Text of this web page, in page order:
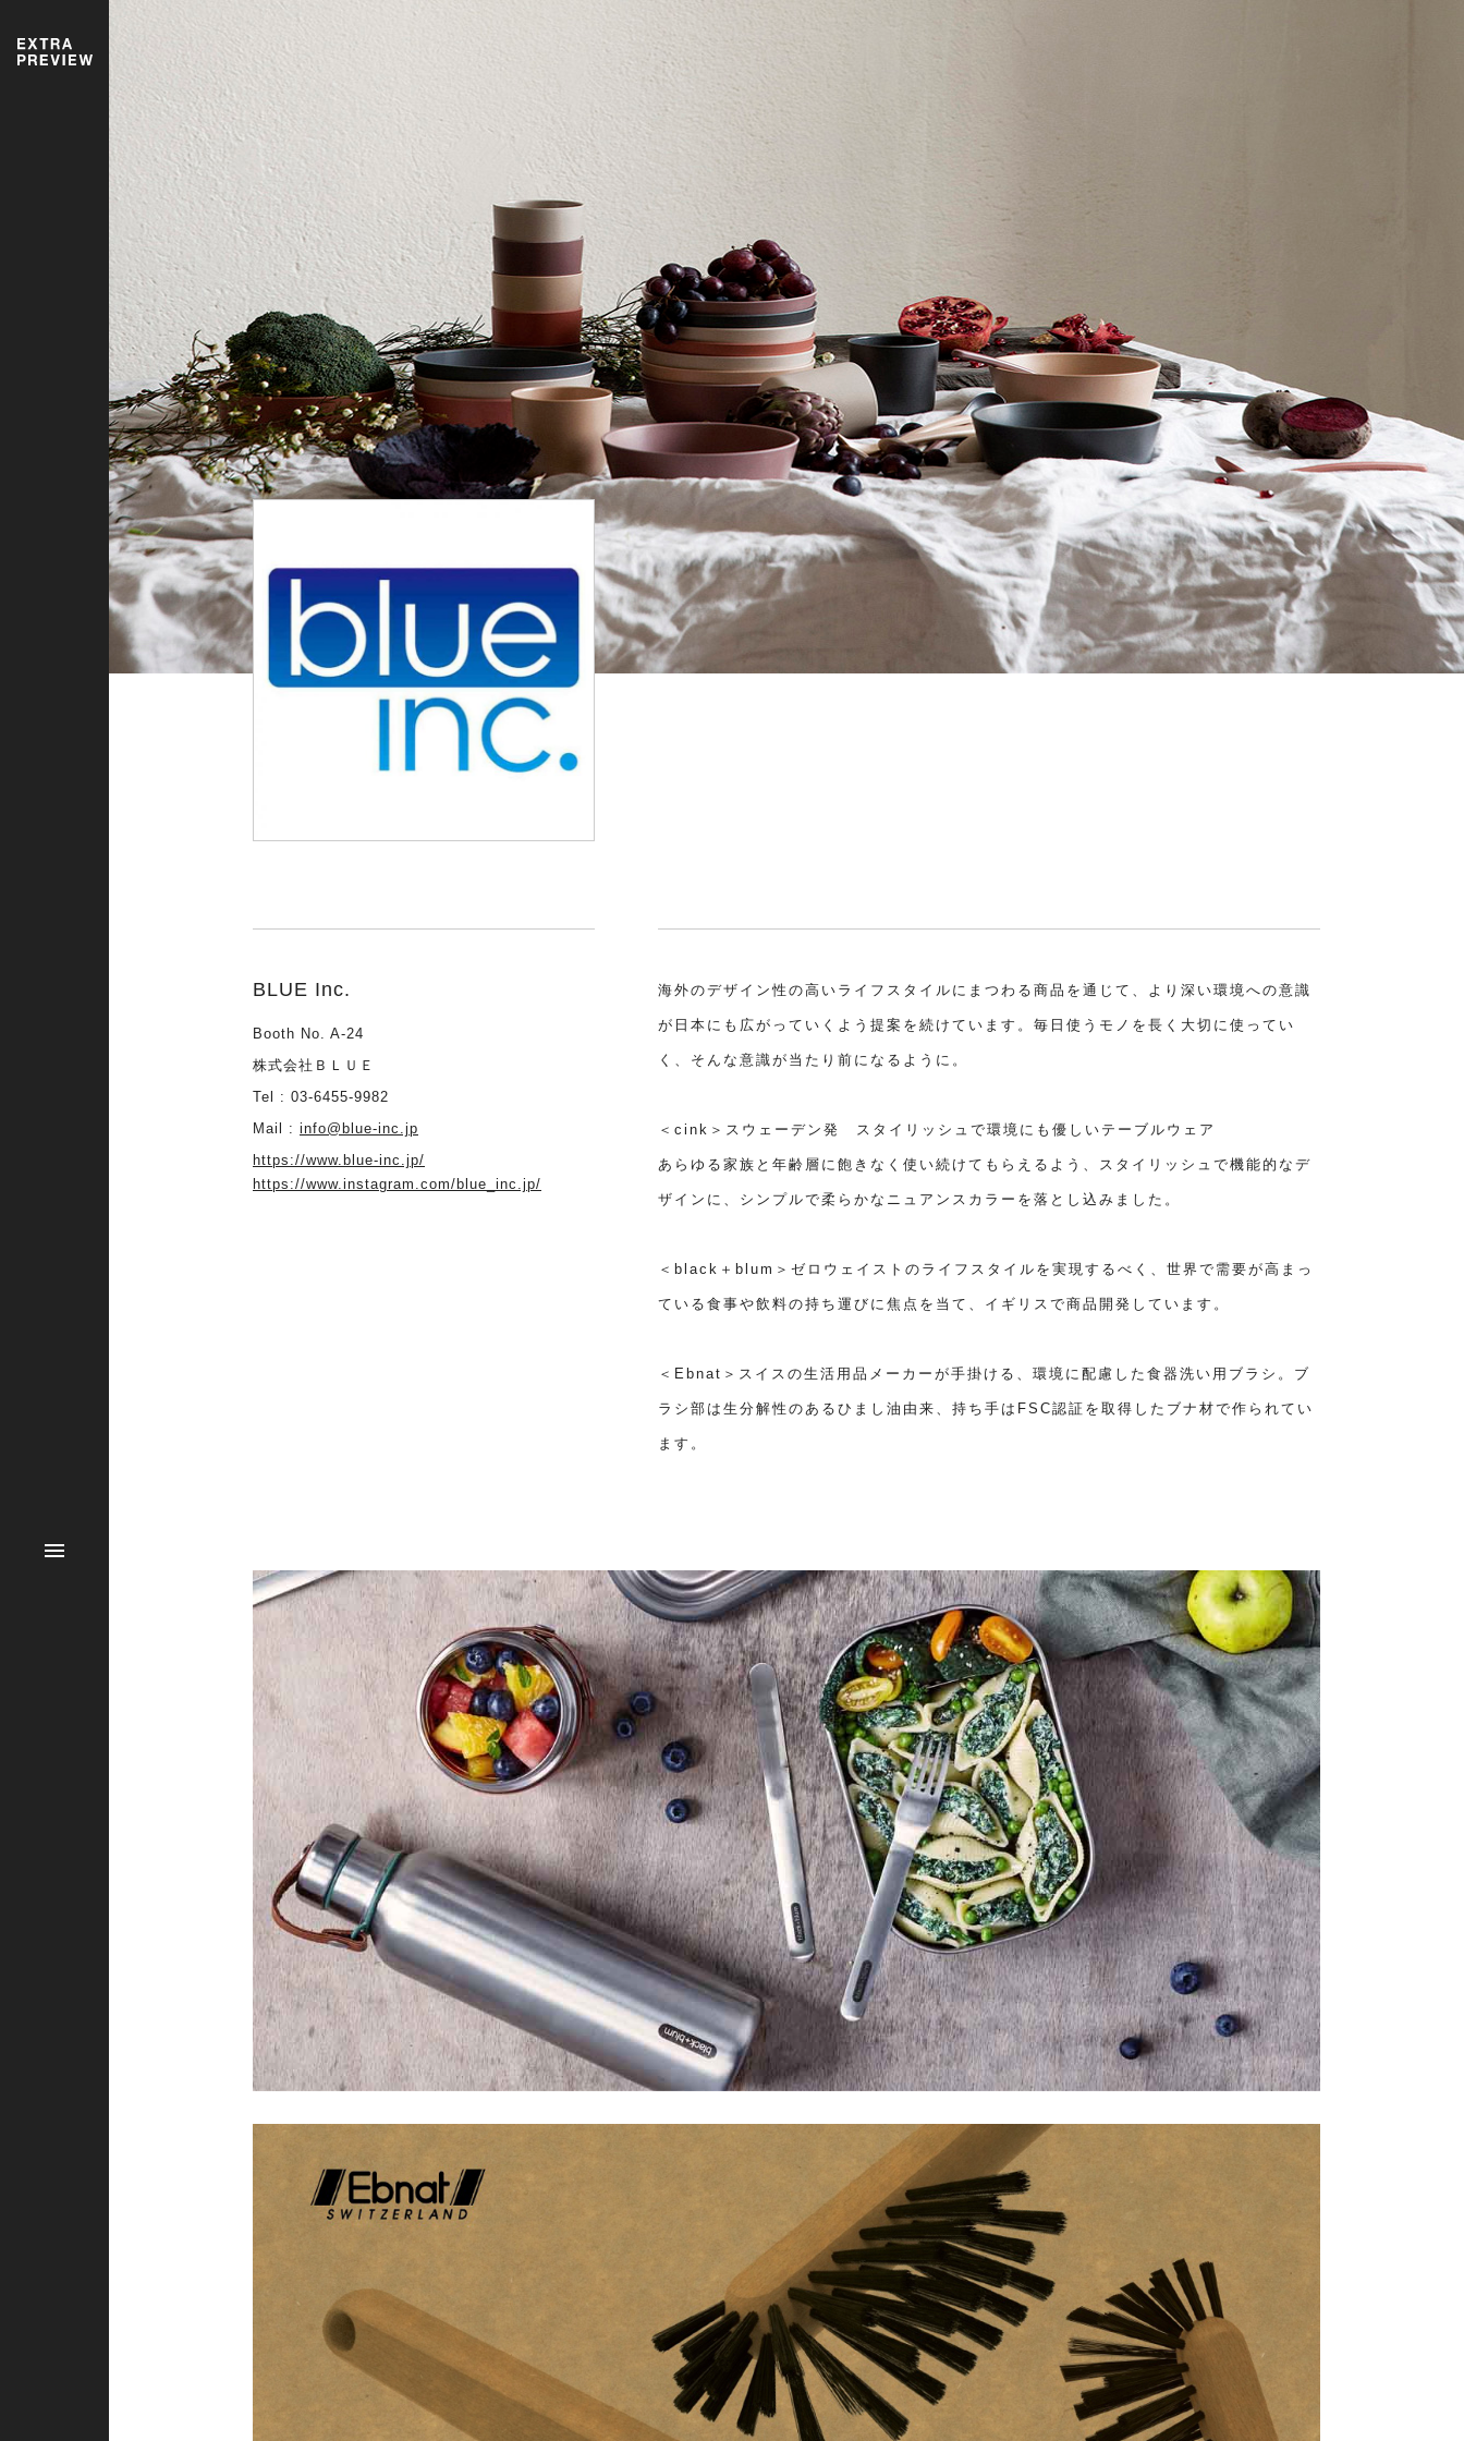
BLUE Inc.
Booth No. A-24
株式会社ＢＬＵＥ
Tel : 03-6455-9982
Mail : info@blue-inc.jp
https://www.blue-inc.jp/
https://www.instagram.com/blue_inc.jp/
海外のデザイン性の高いライフスタイルにまつわる商品を通じて、より深い環境への意識
が日本にも広がっていくよう提案を続けています。毎日使うモノを長く大切に使ってい
く、そんな意識が当たり前になるように。
＜cink＞スウェーデン発 スタイリッシュで環境にも優しいテーブルウェア
あらゆる家族と年齢層に飽きなく使い続けてもらえるよう、スタイリッシュで機能的なデ
ザインに、シンプルで柔らかなニュアンスカラーを落とし込みました。
＜black＋blum＞ゼロウェイストのライフスタイルを実現するべく、世界で需要が高まっ
ている食事や飲料の持ち運びに焦点を当て、イギリスで商品開発しています。
＜Ebnat＞スイスの生活用品メーカーが手掛ける、環境に配慮した食器洗い用ブラシ。ブ
ラシ部は生分解性のあるひまし油由来、持ち手はFSC認証を取得したブナ材で作られてい
ます。